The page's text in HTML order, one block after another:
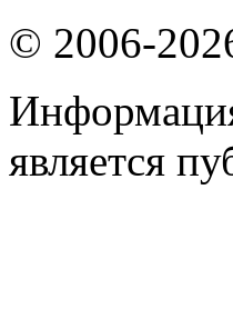
© 2006-
является